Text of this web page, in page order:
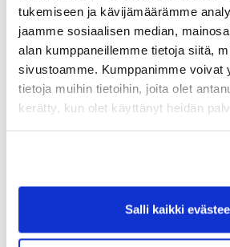
tukemiseen ja kävijämäärämme
jaamme sosiaalisen median,
alan kumppaneillemme tietoja siitä,
sivustoamme. Kumppanimme voivat
tietoja muihin tietoihin, joita olet
kerätty, kun olet käyttänyt heidän
Salli kaikki
Kansainvälinen
Tositteille asetetut
Viranomaisraportointi
16.00Tilaisuus päättyy
Tauot:Tauot klo 10.15 ja 14.00,
12.00–12.45
hinta on 600 € + alv 24 %,
Ilmoittautuminen:
(Etäkoulutukseen